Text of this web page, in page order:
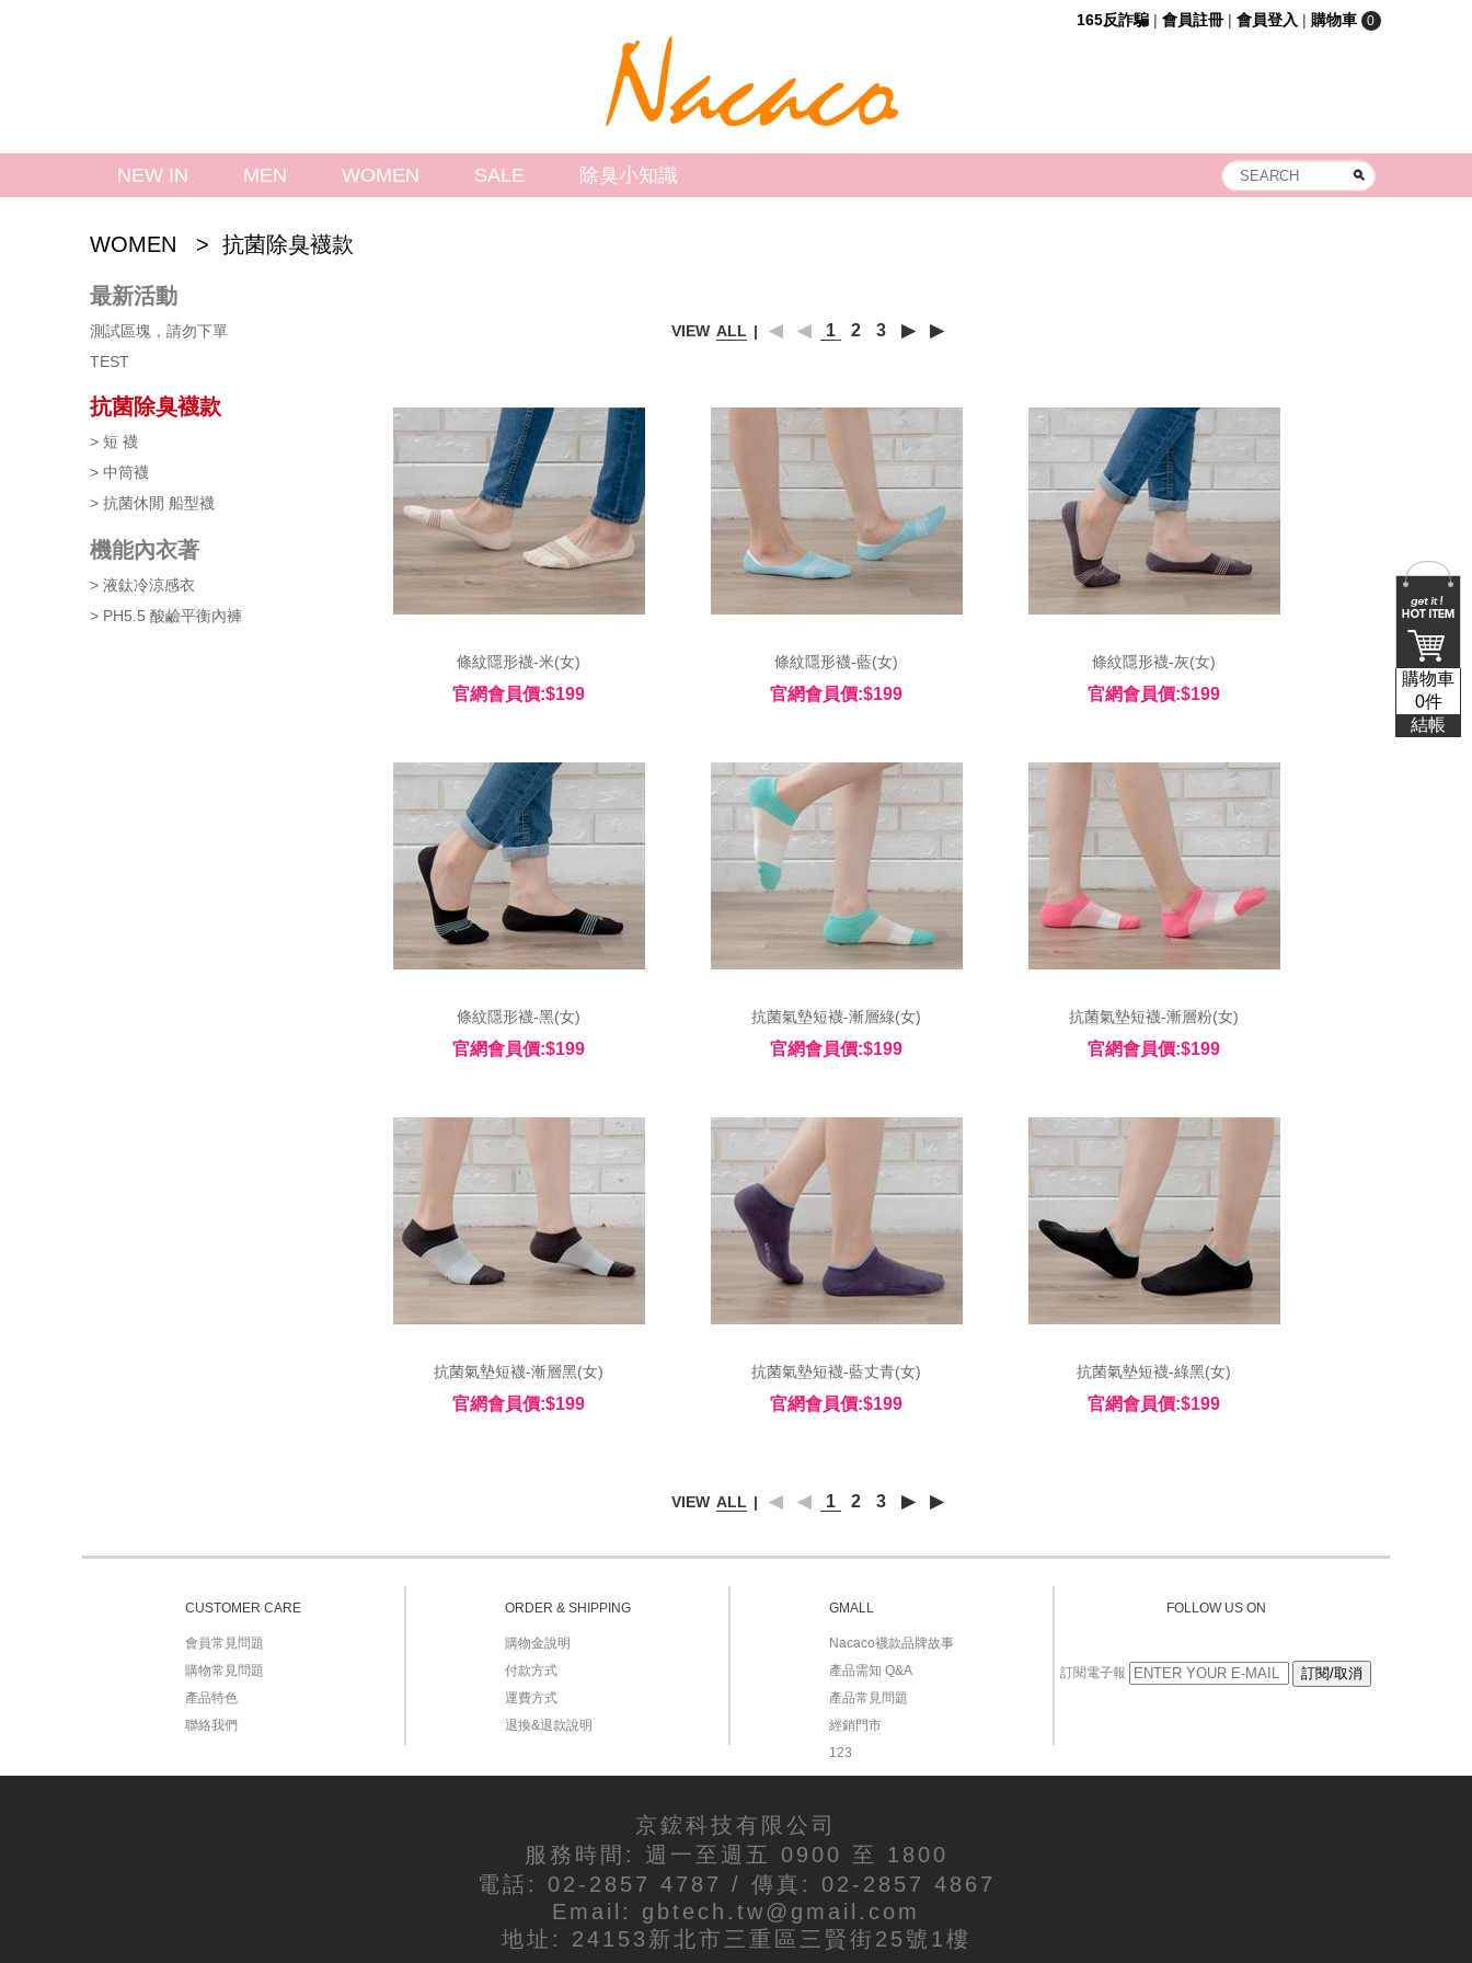
購物車
0件
結帳
165反詐騙 | 會員註冊 | 會員登入 | 購物車 0
NEW IN MEN WOMEN SALE 除臭小知識
WOMEN > 抗菌除臭襪款
最新活動
測試區塊，請勿下單
TEST
抗菌除臭襪款
> 短 襪
> 中筒襪
> 抗菌休閒 船型襪
機能內衣著
> 液鈦冷涼感衣
> PH5.5 酸鹼平衡內褲
VIEW ALL | ◀ ◀ 1 2 3 ▶ ▶
條紋隱形襪-米(女)
官網會員價:$199
條紋隱形襪-藍(女)
官網會員價:$199
條紋隱形襪-灰(女)
官網會員價:$199
條紋隱形襪-黑(女)
官網會員價:$199
抗菌氣墊短襪-漸層綠(女)
官網會員價:$199
抗菌氣墊短襪-漸層粉(女)
官網會員價:$199
抗菌氣墊短襪-漸層黑(女)
官網會員價:$199
抗菌氣墊短襪-藍丈青(女)
官網會員價:$199
抗菌氣墊短襪-綠黑(女)
官網會員價:$199
VIEW ALL | ◀ ◀ 1 2 3 ▶ ▶
CUSTOMER CARE
會員常見問題
購物常見問題
產品特色
聯絡我們
ORDER & SHIPPING
購物金說明
付款方式
運費方式
退換&退款說明
GMALL
Nacaco襪款品牌故事
產品需知 Q&A
產品常見問題
經銷門市
123
FOLLOW US ON
訂閱電子報
京鋐科技有限公司
服務時間: 週一至週五 0900 至 1800
電話: 02-2857 4787 / 傳真: 02-2857 4867
Email: gbtech.tw@gmail.com
地址: 24153新北市三重區三賢街25號1樓